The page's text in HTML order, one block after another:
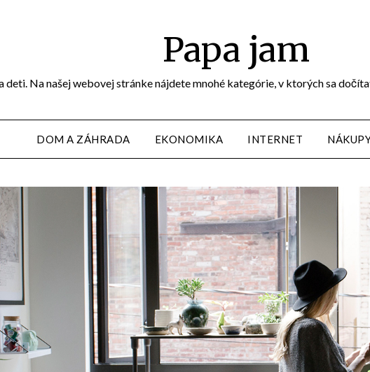
Papa jam
deti. Na našej webovej stránke nájdete mnohé kategórie, v ktorých sa
DOM A ZÁHRADA EKONOMIKA INTERNET